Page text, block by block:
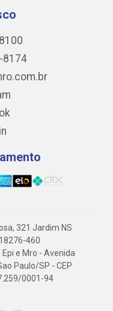
8174
321 Jardim NS
460
e Mro - Avenida
Paulo/SP - CEP
0001-94